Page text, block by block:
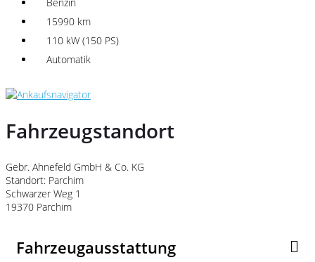
15990 km
110 kW (150 PS)
Automatik
Fahrzeugstandort
Gebr. Ahnefeld GmbH & Co. KG
Standort: Parchim
Schwarzer Weg 1
19370 Parchim
Fahrzeugausstattung